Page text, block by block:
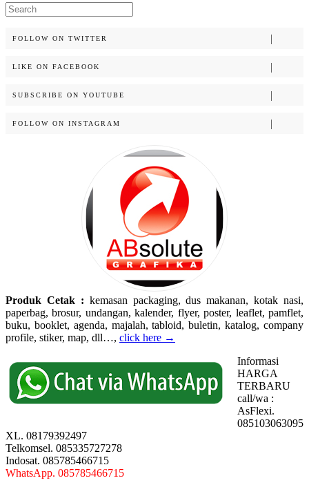
Search
for:
FOLLOW ON TWITTER
LIKE ON FACEBOOK
SUBSCRIBE ON YOUTUBE
FOLLOW ON INSTAGRAM
Produk Cetak : kemasan packaging, dus makanan, kotak nasi,
paperbag, brosur, undangan, kalender, flyer, poster, leaflet, pamflet,
buku, booklet, agenda, majalah, tabloid, buletin, katalog, company
profile, stiker, map, dll…, click here →
Informasi
HARGA
TERBARU
call/wa :
AsFlexi.
085103063095
XL. 08179392497
Telkomsel. 085335727278
Indosat. 085785466715
WhatsApp. 085785466715